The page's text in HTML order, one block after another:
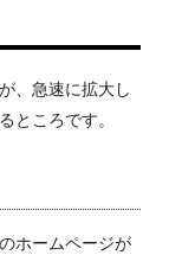
、急速に拡大し
ところです。
ホームページが